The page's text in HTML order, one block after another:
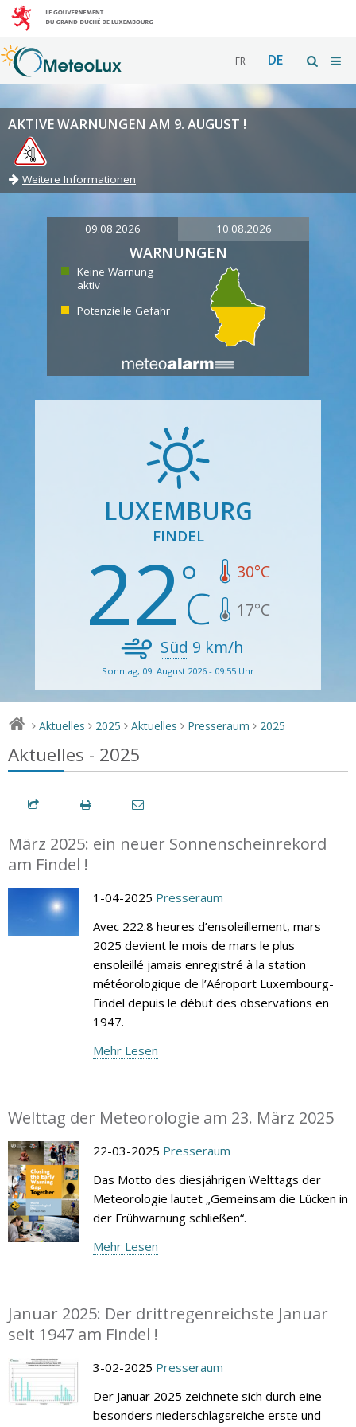
FR DE
AKTIVE WARNUNGEN AM 9. AUGUST !
Weitere Informationen
09.08.2026 10.08.2026
WARNUNGEN
Keine Warnung
aktiv
Potenzielle Gefahr
LUXEMBURG
FINDEL
22 30°C
17°C
Süd 9 km/h
Sonntag, 09. August 2026 - 09:55 Uhr
> Aktuelles > 2025 > Aktuelles > Presseraum > 2025
Aktuelles - 2025
März 2025: ein neuer Sonnenscheinrekord
am Findel !
1-04-2025 Presseraum
Avec 222.8 heures d’ensoleillement, mars
2025 devient le mois de mars le plus
ensoleillé jamais enregistré à la station
météorologique de l’Aéroport Luxembourg-
Findel depuis le début des observations en
1947.
Mehr Lesen
Welttag der Meteorologie am 23. März 2025
22-03-2025 Presseraum
Das Motto des diesjährigen Welttags der
Meteorologie lautet „Gemeinsam die Lücken in
der Frühwarnung schließen“.
Mehr Lesen
Januar 2025: Der drittregenreichste Januar
seit 1947 am Findel !
3-02-2025 Presseraum
Der Januar 2025 zeichnete sich durch eine
besonders niederschlagsreiche erste und